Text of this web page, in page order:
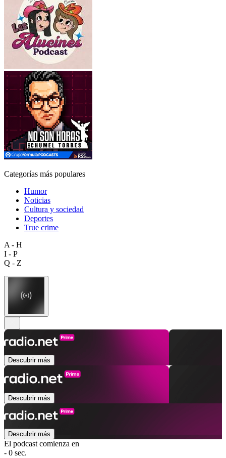
Categorías más populares
Humor
Noticias
Cultura y sociedad
Deportes
True crime
A - H
I - P
Q - Z
Descubrir más
Descubrir más
Descubrir más
El podcast comienza en
- 0 sec.